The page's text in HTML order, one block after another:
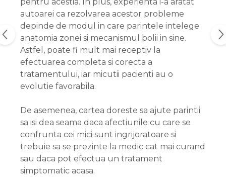
autoarei ca rezolvarea acestor probleme
depinde de modul in care parintele intelege
anatomia zonei si mecanismul bolii in sine.
Astfel, poate fi mult mai receptiv la
efectuarea completa si corecta a
tratamentului, iar micutii pacienti au o
evolutie favorabila.
De asemenea, cartea doreste sa ajute parintii
sa isi dea seama daca afectiunile cu care se
confrunta cei mici sunt ingrijoratoare si
trebuie sa se prezinte la medic cat mai curand
sau daca pot efectua un tratament
simptomatic acasa.